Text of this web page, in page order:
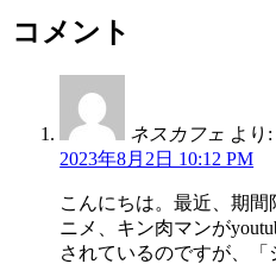
コメント
ネスカフェ より:
2023年8月2日 10:12 PM
こんにちは。最近、期間
ニメ、キン肉マンが
されているのですが、「